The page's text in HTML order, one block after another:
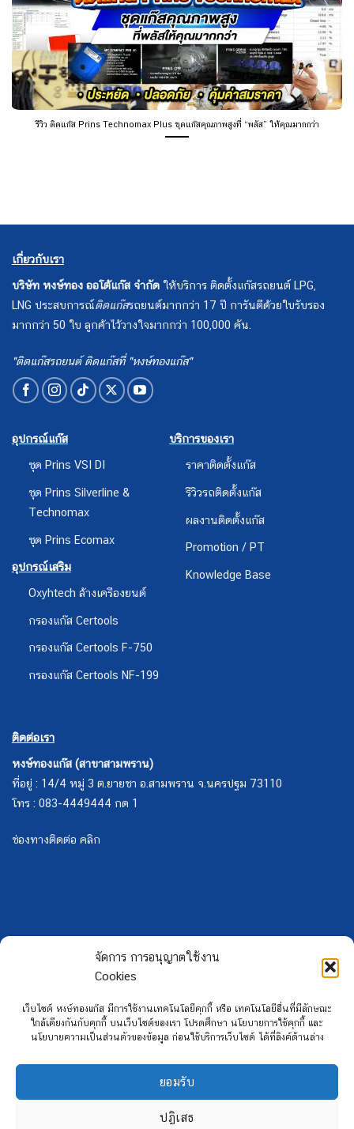
จัดการ การอนุญาตใช้งาน
Cookies
เว็บไซต์ หงษ์ทองแก๊ส มีการใช้งานเทคโนโลยีคุกกี้ หรือ เทคโนโลยีอื่นที่มีลักษณะ
ใกล้เคียงกันกับคุกกี้ บนเว็บไซต์ของเรา โปรดศึกษา นโยบายการใช้คุกกี้ และ
นโยบายความเป็นส่วนตัวของข้อมูล ก่อนใช้บริการเว็บไซต์ ได้ที่ลิงค์ด้านล่าง
ยอมรับ
ปฏิเสธ
รีวิว ติดแก๊ส Prins Technomax Plus ชุดแก๊สคุณภาพสูงที่ “พลัส” ให้คุณมากกว่า
เกี่ยวกับเรา
บริษัท หงษ์ทอง ออโต้แก๊ส จำกัด ให้บริการ ติดตั้งแก๊สรถยนต์ LPG,
LNG ประสบการณ์ติดแก๊สรถยนต์มากกว่า 17 ปี การันตีด้วยใบรับรอง
มากกว่า 50 ใบ ลูกค้าไว้วางใจมากกว่า 100,000 คัน.
"ติดแก๊สรถยนต์ ติดแก๊สที่ "หงษ์ทองแก๊ส"
อุปกรณ์แก๊ส
ชุด Prins VSI DI
ชุด Prins Silverline &
Technomax
ชุด Prins Ecomax
อุปกรณ์เสริม
Oxyhtech ล้างเครืองยนต์
กรองแก๊ส Certools
กรองแก๊ส Certools F-750
กรองแก๊ส Certools NF-199
บริการของเรา
ราคาติดตั้งแก๊ส
รีวิวรถติดตั้งแก๊ส
ผลงานติดตั้งแก๊ส
Promotion / PT
Knowledge Base
ติดต่อเรา
หงษ์ทองแก๊ส (สาขาสามพราน)
ที่อยู่ : 14/4 หมู่ 3 ต.ยายชา อ.สามพราน จ.นครปฐม 73110
โทร : 083-4449444 กด 1
ช่องทางติดต่อ คลิก
Copyright 2026 ©Hongtong Auto Gas